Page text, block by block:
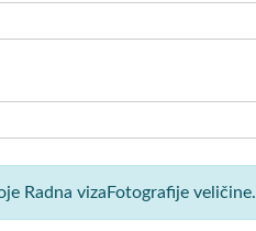
Radna vizaFotografije veličine.